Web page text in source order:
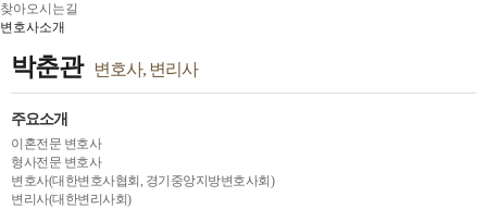
찾아오시는길
변호사소개
박춘관 변호사, 변리사
주요소개
이혼전문 변호사
형사전문 변호사
변호사(대한변호사협회, 경기중앙지방변호사회)
변리사(대한변리사회)